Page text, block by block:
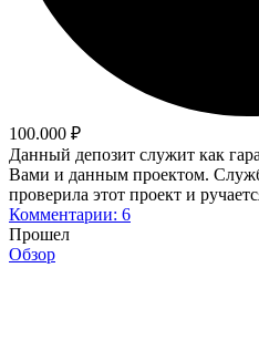
100.000 ₽
Данный депозит служит как
Вами и данным проектом.
проверила этот проект и
Комментарии: 6
Прошел
Обзор